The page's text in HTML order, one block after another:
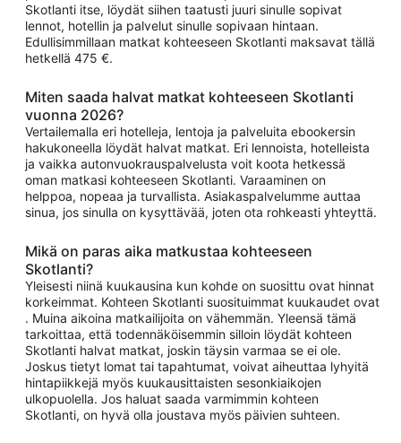
Skotlanti itse, löydät siihen taatusti juuri sinulle sopivat
lennot, hotellin ja palvelut sinulle sopivaan hintaan.
Edullisimmillaan matkat kohteeseen Skotlanti maksavat tällä
hetkellä 475 €.
Miten saada halvat matkat kohteeseen Skotlanti
vuonna 2026?
Vertailemalla eri hotelleja, lentoja ja palveluita ebookersin
hakukoneella löydät halvat matkat. Eri lennoista, hotelleista
ja vaikka autonvuokrauspalvelusta voit koota hetkessä
oman matkasi kohteeseen Skotlanti. Varaaminen on
helppoa, nopeaa ja turvallista. Asiakaspalvelumme auttaa
sinua, jos sinulla on kysyttävää, joten ota rohkeasti yhteyttä.
Mikä on paras aika matkustaa kohteeseen
Skotlanti?
Yleisesti niinä kuukausina kun kohde on suosittu ovat hinnat
korkeimmat. Kohteen Skotlanti suosituimmat kuukaudet ovat
. Muina aikoina matkailijoita on vähemmän. Yleensä tämä
tarkoittaa, että todennäköisemmin silloin löydät kohteen
Skotlanti halvat matkat, joskin täysin varmaa se ei ole.
Joskus tietyt lomat tai tapahtumat, voivat aiheuttaa lyhyitä
hintapiikkejä myös kuukausittaisten sesonkiaikojen
ulkopuolella. Jos haluat saada varmimmin kohteen
Skotlanti, on hyvä olla joustava myös päivien suhteen.